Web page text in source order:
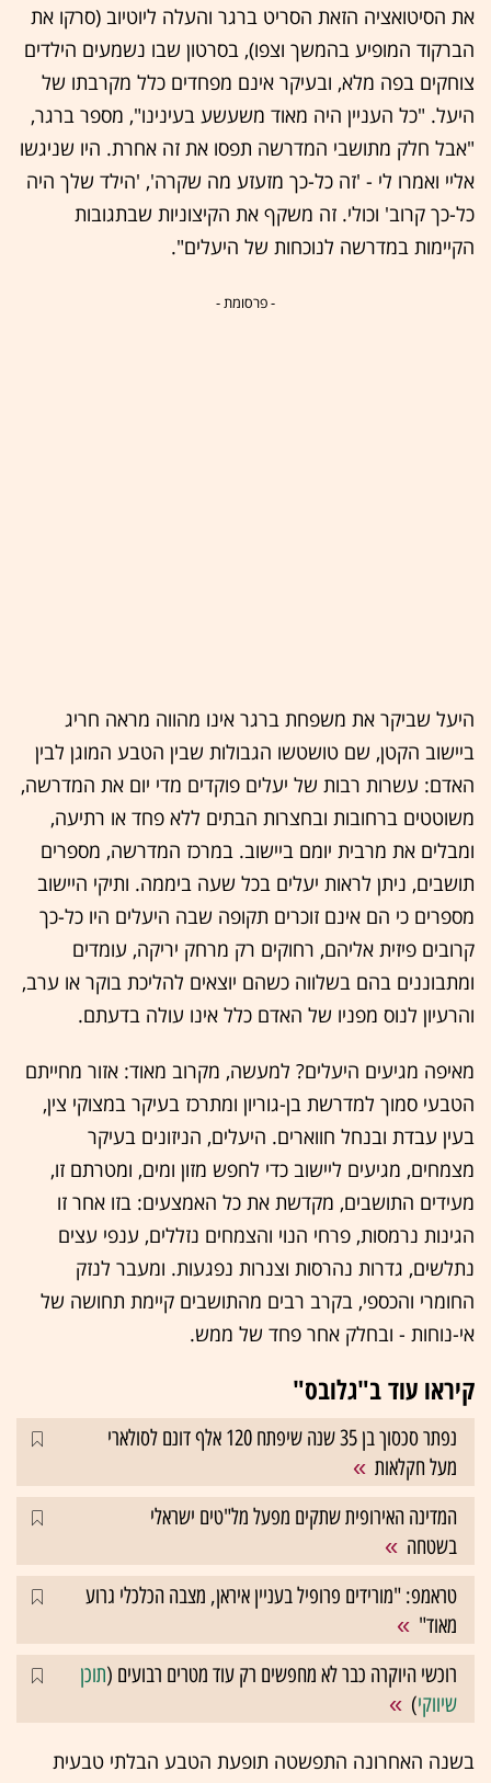
את הסיטואציה הזאת הסריט ברגר והעלה ליוטיוב (סרקו את
הברקוד המופיע בהמשך וצפו), בסרטון שבו נשמעים הילדים
צוחקים בפה מלא, ובעיקר אינם מפחדים כלל מקרבתו של
היעל. "כל העניין היה מאוד משעשע בעינינו", מספר ברגר,
"אבל חלק מתושבי המדרשה תפסו את זה אחרת. היו שניגשו
אליי ואמרו לי - 'זה כל-כך מזעזע מה שקרה', 'הילד שלך היה
כל-כך קרוב' וכולי. זה משקף את הקיצוניות שבתגובות
הקיימות במדרשה לנוכחות של היעלים".
- פרסומת -
היעל שביקר את משפחת ברגר אינו מהווה מראה חריג
ביישוב הקטן, שם טושטשו הגבולות שבין הטבע המוגן לבין
האדם: עשרות רבות של יעלים פוקדים מדי יום את המדרשה,
משוטטים ברחובות ובחצרות הבתים ללא פחד או רתיעה,
ומבלים את מרבית יומם ביישוב. במרכז המדרשה, מספרים
תושבים, ניתן לראות יעלים בכל שעה ביממה. ותיקי היישוב
מספרים כי הם אינם זוכרים תקופה שבה היעלים היו כל-כך
קרובים פיזית אליהם, רחוקים רק מרחק יריקה, עומדים
ומתבוננים בהם בשלווה כשהם יוצאים להליכת בוקר או ערב,
והרעיון לנוס מפניו של האדם כלל אינו עולה בדעתם.
מאיפה מגיעים היעלים? למעשה, מקרוב מאוד: אזור מחייתם
הטבעי סמוך למדרשת בן-גוריון ומתרכז בעיקר במצוקי צין,
בעין עבדת ובנחל חווארים. היעלים, הניזונים בעיקר
מצמחים, מגיעים ליישוב כדי לחפש מזון ומים, ומטרתם זו,
מעידים התושבים, מקדשת את כל האמצעים: בזו אחר זו
הגינות נרמסות, פרחי הנוי והצמחים נזללים, ענפי עצים
נתלשים, גדרות נהרסות וצנרות נפגעות. ומעבר לנזק
החומרי והכספי, בקרב רבים מהתושבים קיימת תחושה של
אי-נוחות - ובחלק אחר פחד של ממש.
קיראו עוד ב"גלובס"
נפתר סכסוך בן 35 שנה שיפתח 120 אלף דונם לסולארי
מעל חקלאות
המדינה האירופית שתקים מפעל מל"טים ישראלי
בשטחה
טראמפ: "מורידים פרופיל בעניין איראן, מצבה הכלכלי גרוע
מאוד"
רוכשי היוקרה כבר לא מחפשים רק עוד מטרים רבועים (תוכן
שיווקי)
בשנה האחרונה התפשטה תופעת הטבע הבלתי טבעית